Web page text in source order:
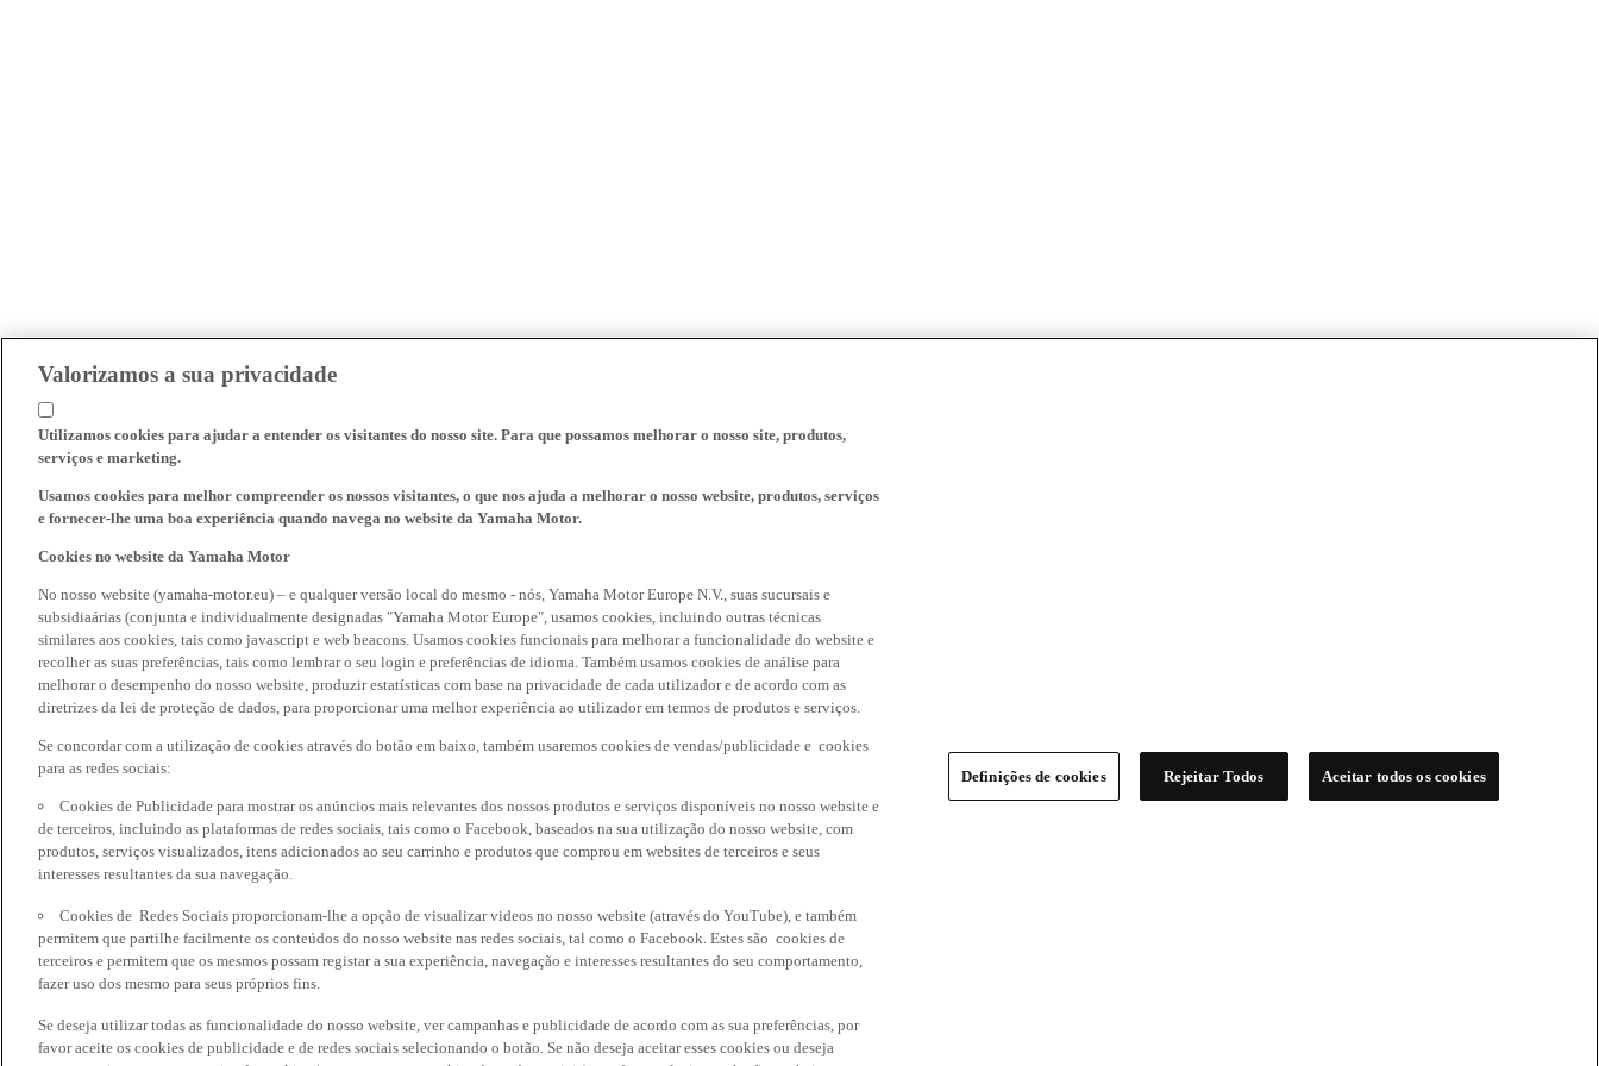
Valorizamos a sua privacidade
Utilizamos cookies para ajudar a entender os visitantes do nosso site. Para que possamos melhorar o nosso site, produtos,
serviços e marketing.
Usamos cookies para melhor compreender os nossos visitantes, o que nos ajuda a melhorar o nosso website, produtos, serviços
e fornecer-lhe uma boa experiência quando navega no website da Yamaha Motor.
Cookies no website da Yamaha Motor
No nosso website (yamaha-motor.eu) – e qualquer versão local do mesmo - nós, Yamaha Motor Europe N.V., suas sucursais e
subsidiaárias (conjunta e individualmente designadas "Yamaha Motor Europe", usamos cookies, incluindo outras técnicas
similares aos cookies, tais como javascript e web beacons. Usamos cookies funcionais para melhorar a funcionalidade do website e
recolher as suas preferências, tais como lembrar o seu login e preferências de idioma. Também usamos cookies de análise para
melhorar o desempenho do nosso website, produzir estatísticas com base na privacidade de cada utilizador e de acordo com as
diretrizes da lei de proteção de dados, para proporcionar uma melhor experiência ao utilizador em termos de produtos e serviços.
Se concordar com a utilização de cookies através do botão em baixo, também usaremos cookies de vendas/publicidade e cookies
para as redes sociais:
Cookies de Publicidade para mostrar os anúncios mais relevantes dos nossos produtos e serviços disponíveis no nosso website e
de terceiros, incluindo as plataformas de redes sociais, tais como o Facebook, baseados na sua utilização do nosso website, com
produtos, serviços visualizados, itens adicionados ao seu carrinho e produtos que comprou em websites de terceiros e seus
interesses resultantes da sua navegação.
Cookies de Redes Sociais proporcionam-lhe a opção de visualizar videos no nosso website (através do YouTube), e também
permitem que partilhe facilmente os conteúdos do nosso website nas redes sociais, tal como o Facebook. Estes são cookies de
terceiros e permitem que os mesmos possam registar a sua experiência, navegação e interesses resultantes do seu comportamento,
fazer uso dos mesmo para seus próprios fins.
Se deseja utilizar todas as funcionalidade do nosso website, ver campanhas e publicidade de acordo com as sua preferências, por
favor aceite os cookies de publicidade e de redes sociais selecionando o botão. Se não deseja aceitar esses cookies ou deseja
Definições de cookies Rejeitar Todos Aceitar todos os cookies